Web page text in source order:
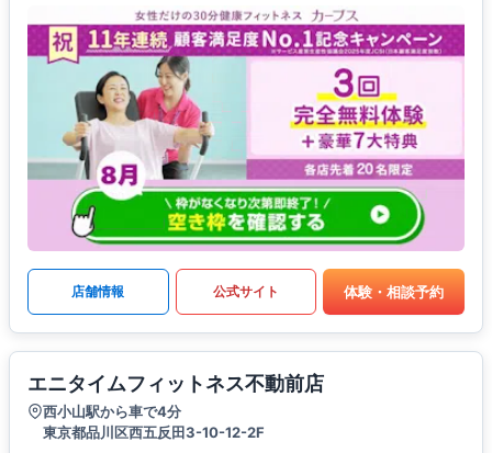
店舗情報 公式サイト 体験・相談予約
エニタイムフィットネス不動前店
西小山駅から車で4分
東京都品川区西五反田3-10-12-2F